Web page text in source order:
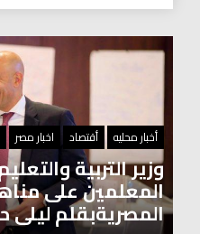
أخبار محليه أقتصاد اخبار مصر
وزير التربية
المعلمين على
المصريةبقلم